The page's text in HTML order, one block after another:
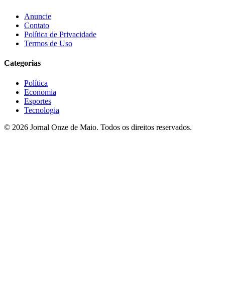
Anuncie
Contato
Política de Privacidade
Termos de Uso
Categorias
Política
Economia
Esportes
Tecnologia
© 2026 Jornal Onze de Maio. Todos os direitos reservados.